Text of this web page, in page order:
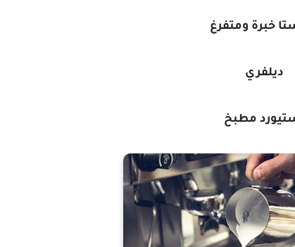
خبرة ومتفرغ
ديلفري
مطبخ